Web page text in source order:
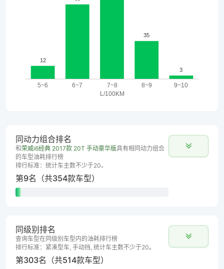
同动力组合排名
和荣威i6经典 2017款 20T 手动豪华版具有相同动力组合
的车型油耗排行榜
排行标准：统计车主数不少于20。
第9名（共354款车型）
同级别排名
查询车型在同级别车型内的油耗排行榜
排行标准：紧凑型车, 手动挡, 统计车主数不少于20。
第303名（共514款车型）